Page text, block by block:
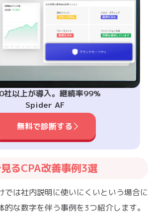
社以上が導入。継続率99%
Spider AF
無料で診断する
るCPA改善事例3選
では社内説明に使いにくいという場合に
的な数字を伴う事例を3つ紹介します。